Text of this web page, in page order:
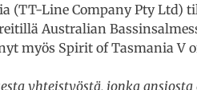
(TT-Line Company Pty Ltd)
Australian
myös Spirit of Tasmania V
yhteistyöstä, jonka